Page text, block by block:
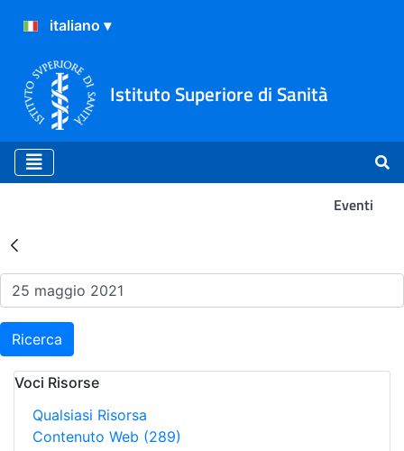
Istituto Superiore di Sanità
Eventi
Risultati della Ricerca -
Ricerca
Voci Risorse
Qualsiasi Risorsa
Contenuto Web (289)